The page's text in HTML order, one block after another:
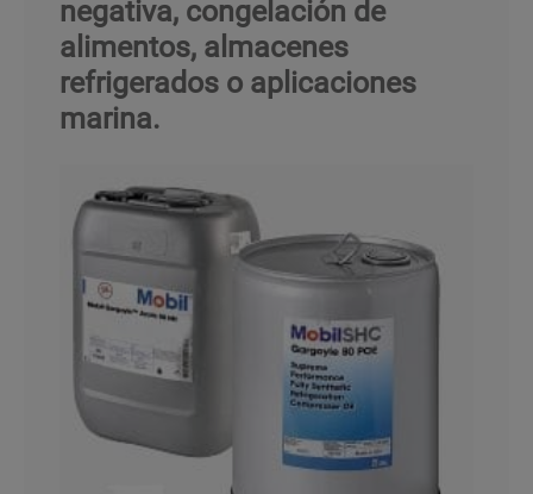
negativa, congelación de
alimentos, almacenes
refrigerados o aplicaciones
marina.